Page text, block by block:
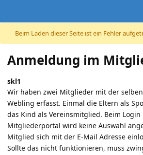
Beim Laden dieser Seite ist ein Fehler
Anmeldung im
skl1
Wir haben zwei Mitglieder mit der
Webling erfasst. Einmal die Eltern als
das Kind als Vereinsmitglied. Beim Login
Mitgliederportal wird keine Auswahl
Mitglied sich mit der E-Mail Adresse
Sollte das nicht funktionieren, muss